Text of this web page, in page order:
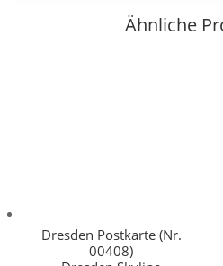
Ähnliche
Dresden Postkarte (Nr.
00408)